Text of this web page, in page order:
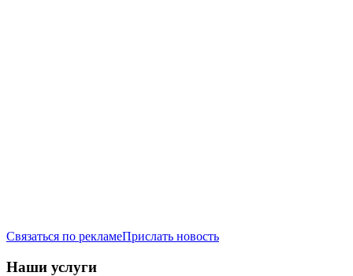
Связаться по рекламеПрислать новость
Наши услуги